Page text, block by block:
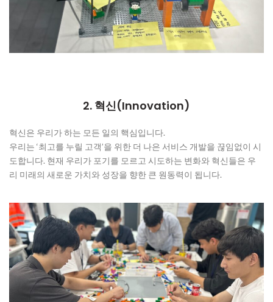
2. 혁신(Innovation)
혁신은 우리가 하는 모든 일의 핵심입니다.
우리는 ‘최고를 누릴 고객’을 위한 더 나은 서비스 개발을 끊임없이 시
도합니다. 현재 우리가 포기를 모르고 시도하는 변화와 혁신들은 우
리 미래의 새로운 가치와 성장을 향한 큰 원동력이 됩니다.